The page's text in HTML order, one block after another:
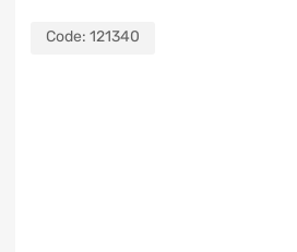
Code: 121340